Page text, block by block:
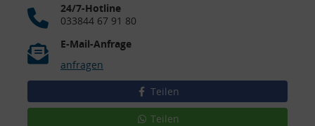
24/7-Hotline
033844 67 91 80
E-Mail-Anfrage
anfragen
Teilen
Teilen